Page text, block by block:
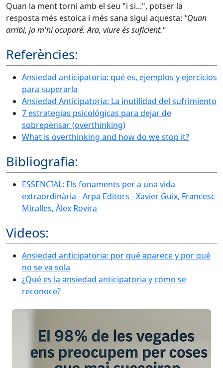
Quan la ment torni amb el seu "i si...", potser la
resposta més estoica i més sana sigui aquesta: "Quan
arribi, ja m'hi ocuparé. Ara, viure és suficient."
Referències:
Ansiedad anticipatoria: qué es, ejemplos y ejercicios
para superarla
Ansiedad Anticipatoria: La inutilidad del sufrimiento
7 estrategias psicológicas para dejar de
sobrepensar (overthinking)
What is overthinking and how do we stop it?
Bibliografia:
ESSENCIAL: Els fonaments per a una vida
extraordinària - Arpa Editors - Xavier Guix, Francesc
Miralles, Àlex Rovira
Videos:
Ansiedad anticipatoria: por qué aparece y por qué
no se va sola
¿Qué es la ansiedad anticipatoria y cómo se
reconoce?